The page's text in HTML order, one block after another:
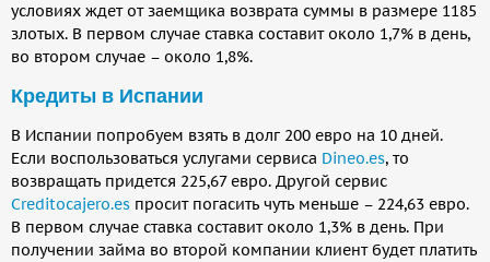
условиях ждет от заемщика возврата суммы в размере 1185
злотых. В первом случае ставка составит около 1,7% в день,
во втором случае – около 1,8%.
Кредиты в Испании
В Испании попробуем взять в долг 200 евро на 10 дней.
Если воспользоваться услугами сервиса Dineo.es, то
возвращать придется 225,67 евро. Другой сервис
Creditocajero.es просит погасить чуть меньше – 224,63 евро.
В первом случае ставка составит около 1,3% в день. При
получении займа во второй компании клиент будет платить